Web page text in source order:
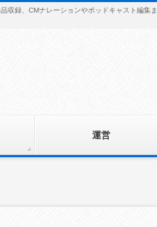
収録、CMナレーションやポッドキャスト編集ま
運営